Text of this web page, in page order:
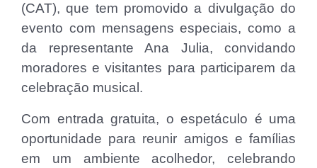
(CAT), que tem promovido a divulgação do
evento com mensagens especiais, como a
da representante Ana Julia, convidando
moradores e visitantes para participarem da
celebração musical.
Com entrada gratuita, o espetáculo é uma
oportunidade para reunir amigos e famílias
em um ambiente acolhedor, celebrando